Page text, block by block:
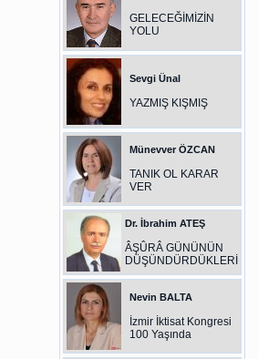
GELECEĞİMİZİN
YOLU
Sevgi Ünal
YAZMIŞ KIŞMIŞ
Münevver ÖZCAN
TANIK OL KARAR
VER
Dr. İbrahim ATEŞ
ÂŞÛRÂ GÜNÜNÜN
DÜŞÜNDÜRDÜKLERİ
Nevin BALTA
İzmir İktisat Kongresi
100 Yaşında